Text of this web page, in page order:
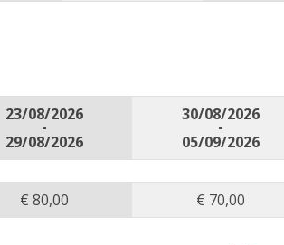
23/08/2026
-
29/08/2026
30/08/2026
-
05/09/2026
€ 80,00 € 70,00